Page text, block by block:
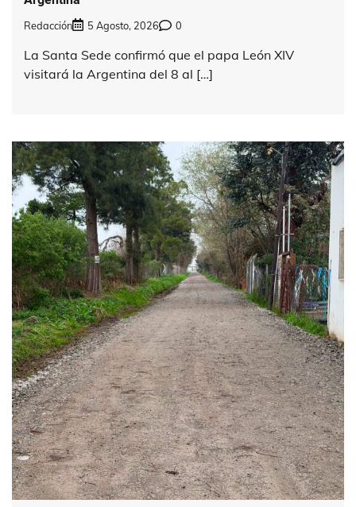
Redacción 5 Agosto, 2026 0
La Santa Sede confirmó que el papa León XIV
visitará la Argentina del 8 al […]